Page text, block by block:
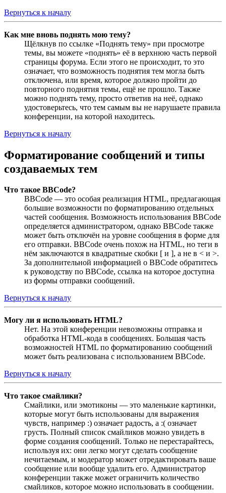
Вернуться к началу
Как мне вновь поднять мою тему?
Щёлкнув по ссылке «Поднять тему» при просмотре
темы, вы можете «поднять» её в верхнюю часть первой
страницы форума. Если этого не происходит, то это
означает, что возможность поднятия тем могла быть
отключена, или время, которое должно пройти до
повторного поднятия темы, ещё не прошло. Также
можно поднять тему, просто ответив на неё, однако
удостоверьтесь, что тем самым вы не нарушаете правила
конференции, на которой находитесь.
Вернуться к началу
Форматирование сообщений и типы
создаваемых тем
Что такое BBCode?
BBCode — это особая реализация HTML, предлагающая
большие возможности по форматированию отдельных
частей сообщения. Возможность использования BBCode
определяется администратором, однако BBCode также
может быть отключён на уровне сообщения в форме для
его отправки. BBCode очень похож на HTML, но теги в
нём заключаются в квадратные скобки [ и ], а не в < и >.
За дополнительной информацией о BBCode обратитесь
к руководству по BBCode, ссылка на которое доступна
из формы отправки сообщений.
Вернуться к началу
Могу ли я использовать HTML?
Нет. На этой конференции невозможны отправка и
обработка HTML-кода в сообщениях. Большая часть
возможностей HTML по форматированию сообщений
может быть реализована с использованием BBCode.
Вернуться к началу
Что такое смайлики?
Смайлики, или эмотиконы — это маленькие картинки,
которые могут быть использованы для выражения
чувств, например :) означает радость, а :( означает
грусть. Полный список смайликов можно увидеть в
форме создания сообщений. Только не перестарайтесь,
используя их: они легко могут сделать сообщение
нечитаемым, и модератор может отредактировать ваше
сообщение или вообще удалить его. Администратор
конференции также может ограничить количество
смайликов, которое можно использовать в сообщении.